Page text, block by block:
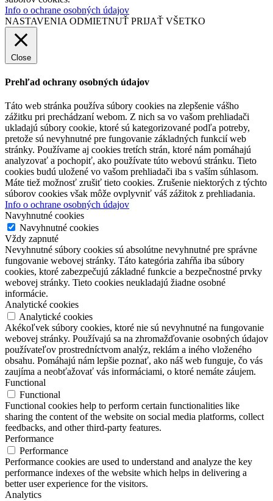
Info o ochrane osobných údajov
NASTAVENIA ODMIETNUŤ PRIJAŤ VŠETKO
Close
Prehľad ochrany osobných údajov
Táto web stránka používa súbory cookies na zlepšenie vášho
zážitku pri prechádzaní webom. Z nich sa vo vašom prehliadači
ukladajú súbory cookie, ktoré sú kategorizované podľa potreby,
pretože sú nevyhnutné pre fungovanie základných funkcií web
stránky. Používame aj cookies tretích strán, ktoré nám pomáhajú
analyzovať a pochopiť, ako používate túto webovú stránku. Tieto
cookies budú uložené vo vašom prehliadači iba s vaším súhlasom.
Máte tiež možnosť zrušiť tieto cookies. Zrušenie niektorých z týchto
súborov cookies však môže ovplyvniť váš zážitok z prehliadania.
Info o ochrane osobných údajov
Navyhnutné cookies
Navyhnutné cookies
Vždy zapnuté
Nevyhnutné súbory cookies sú absolútne nevyhnutné pre správne
fungovanie webovej stránky. Táto kategória zahŕňa iba súbory
cookies, ktoré zabezpečujú základné funkcie a bezpečnostné prvky
webovej stránky. Tieto cookies neukladajú žiadne osobné
informácie.
Analytické cookies
Analytické cookies
Akékoľvek súbory cookies, ktoré nie sú nevyhnutné na fungovanie
webovej stránky. Používajú sa na zhromažďovanie osobných údajov
používateľov prostredníctvom analýz, reklám a iného vloženého
obsahu. Pomáhajú nám lepšie poznať, ako náš web funguje, čo vás
zaujíma a neobťažovať vás informáciami, o ktoré nemáte záujem.
Functional
Functional
Functional cookies help to perform certain functionalities like
sharing the content of the website on social media platforms, collect
feedbacks, and other third-party features.
Performance
Performance
Performance cookies are used to understand and analyze the key
performance indexes of the website which helps in delivering a
better user experience for the visitors.
Analytics